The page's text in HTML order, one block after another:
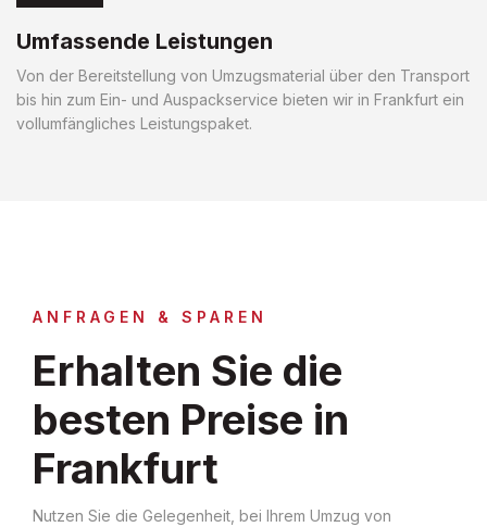
Umfassende Leistungen
Von der Bereitstellung von Umzugsmaterial über den Transport
bis hin zum Ein- und Auspackservice bieten wir in Frankfurt ein
vollumfängliches Leistungspaket.
ANFRAGEN & SPAREN
Erhalten Sie die
besten Preise in
Frankfurt
Nutzen Sie die Gelegenheit, bei Ihrem Umzug von